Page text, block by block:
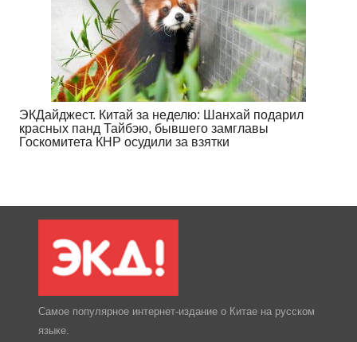
ЭКДайджест. Китай за неделю: Шанхай подарил
красных панд Тайбэю, бывшего замглавы
Госкомитета КНР осудили за взятки
Самое популярное интернет-издание о Китае на русском
языке.